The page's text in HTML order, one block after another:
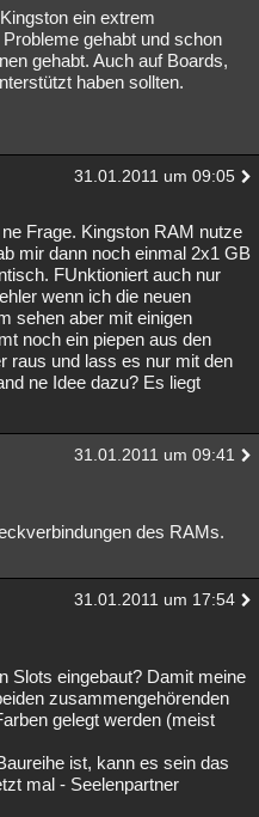
ein extrem
gehabt und schon
gehabt. Auch auf Boards,
haben sollten.
31.01.2011 um 09:05
Frage. Kingston RAM nutze
mir dann noch einmal 2x1 GB
FUnktioniert auch nur
wenn ich die neuen
sehen aber mit einigen
noch ein piepen aus den
raus und lass es nur mit den
ne Idee dazu? Es liegt
31.01.2011 um 09:41
des RAMs.
31.01.2011 um 17:54
Slots eingebaut? Damit meine
zusammengehörenden
gelegt werden (meist
ist, kann es sein das
mal - Seelenpartner